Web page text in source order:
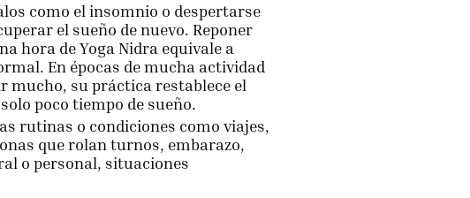
como el insomnio o despertarse
el sueño de nuevo. Reponer
hora de Yoga Nidra equivale a
En épocas de mucha actividad
mucho, su práctica restablece el
poco tiempo de sueño.
rutinas o condiciones como viajes,
que rolan turnos, embarazo,
o personal, situaciones